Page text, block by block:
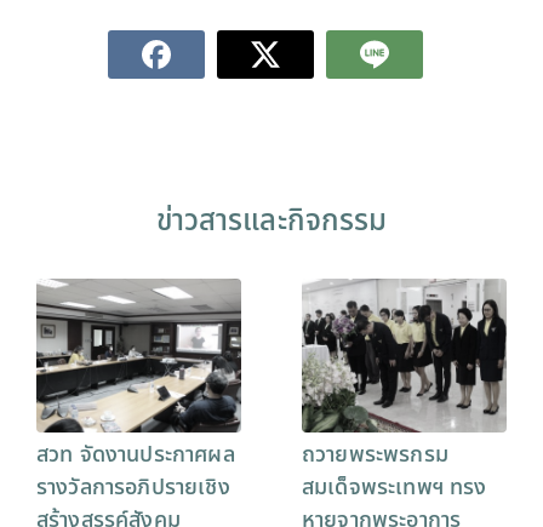
ข่าวสารและกิจกรรม
สวท จัดงานประกาศผล
รางวัลการอภิปรายเชิง
สร้างสรรค์สังคม
ถวายพระพรกรม
สมเด็จพระเทพฯ ทรง
หายจากพระอาการ